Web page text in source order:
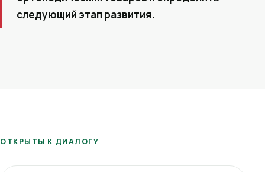
следующий этап развития.
ОТКРЫТЫ К ДИАЛОГУ